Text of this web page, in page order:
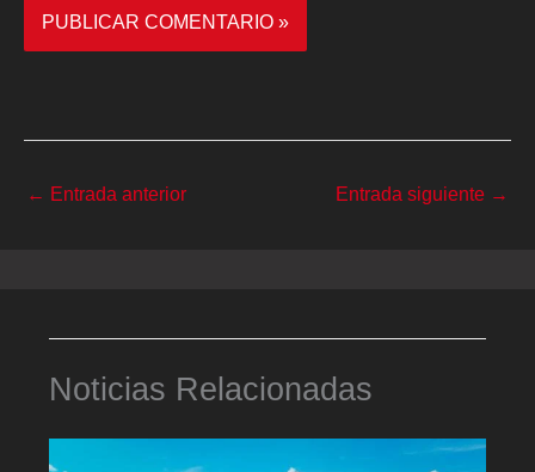
← Entrada anterior Entrada siguiente →
Noticias Relacionadas